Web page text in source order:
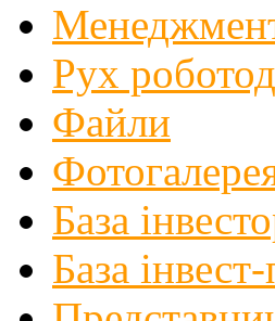
Рух
Файли
База
База